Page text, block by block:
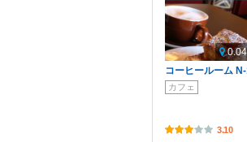
コーヒールーム
カフェ
3.10